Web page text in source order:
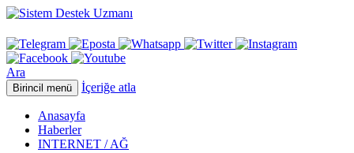
Ara
Birincil menü İçeriğe atla
Anasayfa
Haberler
INTERNET / AĞ